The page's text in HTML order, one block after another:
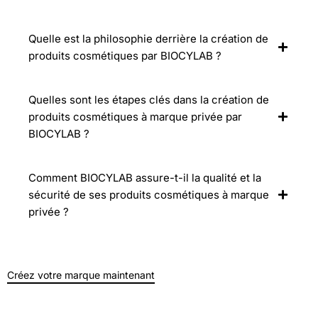
Quelle est la philosophie derrière la création de
produits cosmétiques par BIOCYLAB ?
Quelles sont les étapes clés dans la création de
produits cosmétiques à marque privée par
BIOCYLAB ?
Comment BIOCYLAB assure-t-il la qualité et la
sécurité de ses produits cosmétiques à marque
privée ?
Créez votre marque maintenant